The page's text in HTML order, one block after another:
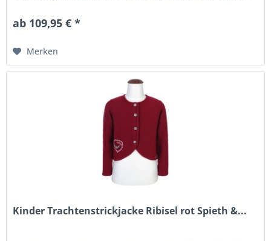
ab 109,95 € *
Merken
Kinder Trachtenstrickjacke Ribisel rot Spieth &...